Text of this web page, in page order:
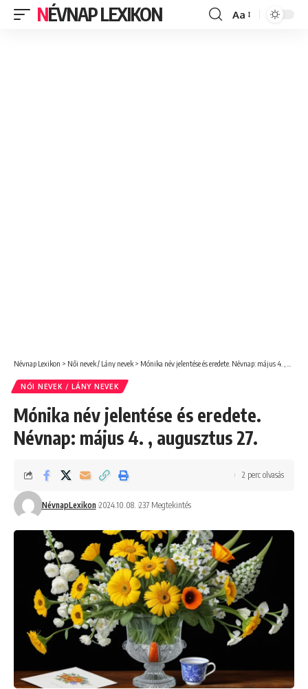
NÉVNAP LEXIKON
Font
Aa
Névnap Lexikon > Női nevek / Lány nevek > Mónika név jelentése és eredete. Névnap: május 4. , augusztus 27.
NŐI NEVEK / LÁNY NEVEK
Mónika név jelentése és eredete.
Névnap: május 4. , augusztus 27.
NévnapLexikon 2024.10.08. 237 Megtekintés
2 perc olvasás